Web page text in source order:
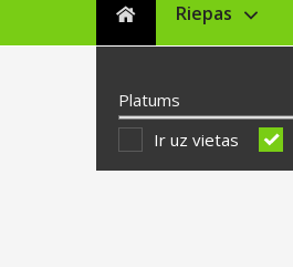
Riepas
Platums
Ir uz vietas